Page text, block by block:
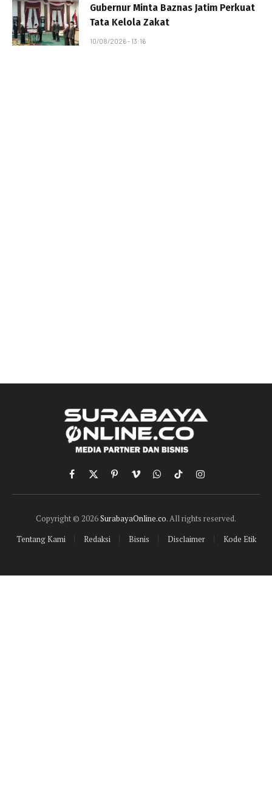
Gubernur Minta Baznas Jatim Perkuat
Tata Kelola Zakat
10/08/2026 - 13:16
Facebook
X
(Twitter)
PinterestVimeoWhatsApp
TikTokInstagram
Copyright © 2026SurabayaOnline.co. All rights reserved.
Tentang Kami
Redaksi Bisnis Disclaimer Kode Etik